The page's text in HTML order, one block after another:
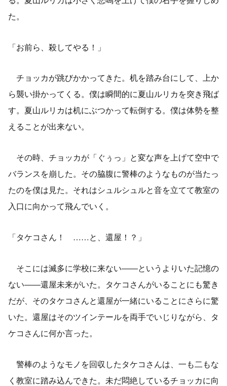
た。
「お前ら、殺してやる！」
チョッカが跳びかかってきた。机を踏み台にして、上か
ら襲い掛かってくる。僕は瞬間的に夏山ルリカを突き飛ば
す。夏山ルリカは机にぶつかって転倒する。僕は体勢を整
えることが出来ない。
その時、チョッカが「ぐぅっ」と変な声を上げて空中で
バランスを崩した。その脇腹に警棒のようなものが当たっ
たのを僕は見た。それはシュルシュルと音を立てて教室の
入口に向かって飛んでいく。
「タケコさん！ ……と、還屋！？」
そこには滅多に学校に来ない――というよりいた記憶の
ない――還屋未来がいた。タケコさんがいることにも驚き
だが、そのタケコさんと還屋が一緒にいることにさらに驚
いた。還屋はそのツインテールを両手でいじりながら、タ
ケコさんに何か言った。
警棒のようなモノを回収したタケコさんは、一も二もな
く教室に踏み込んできた。未だ悶絶しているチョッカに向